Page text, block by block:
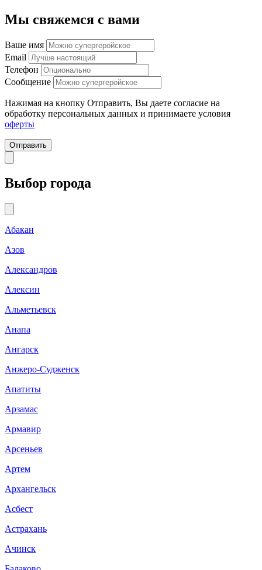
Мы свяжемся с вами
Ваше имя
Email
Телефон
Сообщение
Нажимая на кнопку Отправить, Вы даете согласие на
обработку персональных данных и принимаете условия
оферты
Отправить
Выбор города
Абакан
Азов
Александров
Алексин
Альметьевск
Анапа
Ангарск
Анжеро-Судженск
Апатиты
Арзамас
Армавир
Арсеньев
Артем
Архангельск
Асбест
Астрахань
Ачинск